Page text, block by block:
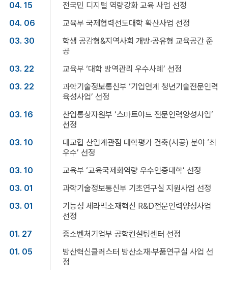
04. 15
전국민 디지털 역량강화 교육 사업 선정
04. 06
교육부 국제협력선도대학 확산사업 선정
03. 30
학생 공감형&지역사회 개방·공유형 교육공간 준
공
03. 22
교육부 ‘대학 방역관리 우수사례’ 선정
03. 22
과학기술정보통신부 ‘기업연계 청년기술전문인력
육성사업’ 선정
03. 16
산업통상자원부 ‘스마트야드 전문인력양성사업’
선정
03. 10
대교협 산업계관점 대학평가 건축(시공) 분야 ‘최
우수’ 선정
03. 10
교육부 ‘교육국제화역량 우수인증대학’ 선정
03. 01
과학기술정보통신부 기초연구실 지원사업 선정
03. 01
기능성 세라믹소재혁신 R&D전문인력양성사업
선정
01. 27
중소벤처기업부 공학컨설팅센터 선정
01. 05
방산혁신클러스터 방산소재·부품연구실 사업 선
정